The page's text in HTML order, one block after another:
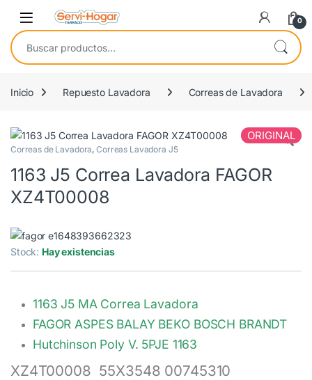
Saltar a navegación
saltar al contenido
Open 0
Buscar por:
Inicio Repuesto Lavadora Correas de Lavadora
ORIGINAL
Correas de Lavadora,Correas Lavadora J5
1163 J5 Correa Lavadora FAGOR
XZ4T00008
Stock: Hay existencias
1163 J5 MA Correa Lavadora
FAGOR ASPES BALAY BEKO BOSCH BRANDT
Hutchinson Poly V. 5PJE 1163
XZ4T00008 55X3548 00745310